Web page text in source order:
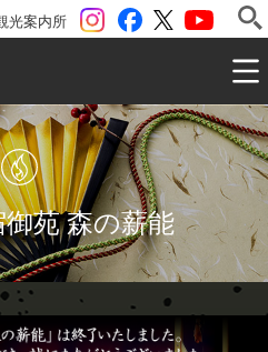
ツイッター
Facebook
instagram
光案内所
新宿観光振興協会 Shinjuku
苑 森の薪能